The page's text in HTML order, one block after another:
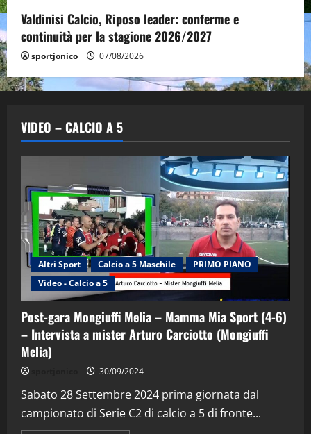
Valdinisi Calcio, Riposo leader: conferme e
continuità per la stagione 2026/2027
sportjonico 07/08/2026
VIDEO – CALCIO A 5
Altri Sport Calcio a 5 Maschile
PRIMO PIANO
Video - Calcio a 5
Post-gara Mongiuffi Melia – Mamma Mia Sport (4-6)
– Intervista a mister Arturo Carciotto (Mongiuffi
Melia)
30/09/2024
Sabato 28 Settembre 2024 prima giornata dal
campionato di Serie C2 di calcio a 5 di fronte...
2
“SportEmpire” in Podcast: 29^ Puntata
(Martedi 28 Aprile 2026)
28/04/2026